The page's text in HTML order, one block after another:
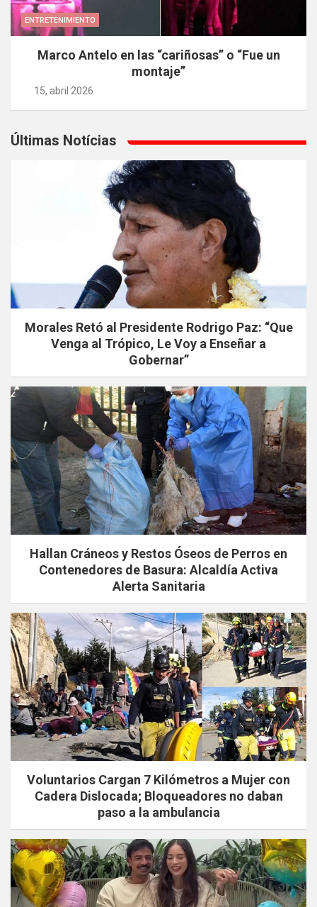
ENTRETENIMIENTO
Marco Antelo en las “cariñosas” o “Fue un
montaje”
15, abril 2026
Últimas Notícias
Morales Retó al Presidente Rodrigo Paz: “Que
Venga al Trópico, Le Voy a Enseñar a
Gobernar”
Hallan Cráneos y Restos Óseos de Perros en
Contenedores de Basura: Alcaldía Activa
Alerta Sanitaria
Voluntarios Cargan 7 Kilómetros a Mujer con
Cadera Dislocada; Bloqueadores no daban
paso a la ambulancia